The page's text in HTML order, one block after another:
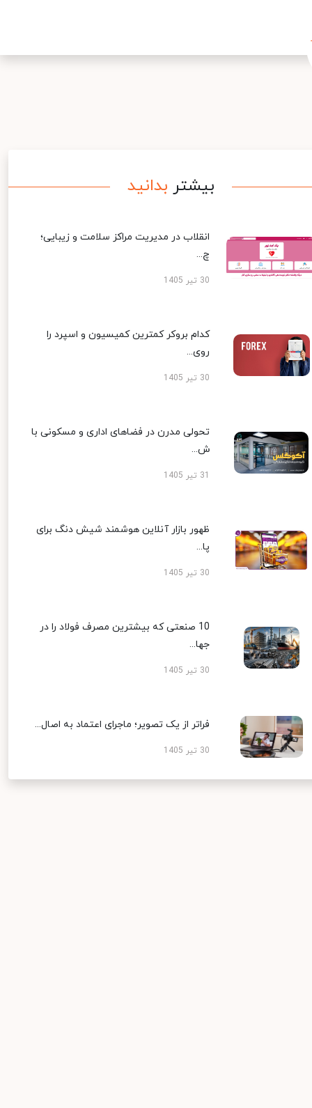
بیشتر بدانید
انقلاب در مدیریت مراکز سلامت و زیبایی؛
چ...
30 تیر 1405
کدام بروکر کمترین کمیسیون و اسپرد را
روی...
30 تیر 1405
تحولی مدرن در فضاهای اداری و مسکونی با
ش...
ظهور بازار آنلاین هوشمند شیش دنگ برای
پا...
30 تیر 1405
10 صنعتی که بیشترین مصرف فولاد را در
جها...
30 تیر 1405
فراتر از یک تصویر؛ ماجرای اعتماد به اصال...
30 تیر 1405